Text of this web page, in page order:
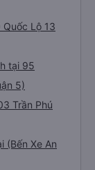
Lộ 13
tại 95
5)
Trần Phú
(Bến Xe An